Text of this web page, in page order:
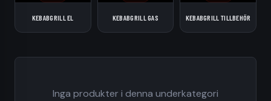
KEBABGRILL EL KEBABGRILL GAS KEBABGRILL TILLBEHÖR
Inga produkter i denna underkategori